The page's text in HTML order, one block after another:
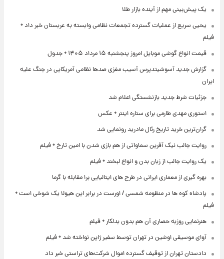
یک پیش‌بینی مهم از آینده بازار طلا
یحیی سریع از عملیات گسترده تجمعات نظامی وابسته به عربستان خبر داد +
فیلم
قیمت انواع گوشی موبایل امروز پنجشنبه ۱۵ مرداد ۱۴۰۵ + جدول
گزارش جدید آسوشیتدپرس آسیب مغزی صدها نظامی آمریکایی در جنگ علیه
ایران
جزئیات شرط جدید بازنشستگی اعلام شد
استوری مهدی طارمی برای ستاره اینتر + عکس
گران‌ترین خرید تاریخ رئال مادرید رونمایی شد
روایت جالب نیک آفرین سماواتی از هم بازی شدن با امین تارخ + فیلم
یک روایت جالب از زبان بدن و انواع لبخند + فیلم
بهره گیری از معماری ایرانی در طرح های ایتالیایی برا مقابله با گرما
پادشاه کوه ها در منظومه شمسی / اورست در برابر این هیولا یک شوخی است +
فیلم
هنرنمایی روزبه حصاری آن هم بدون بدلکار + فیلم
آوای موسیقی اوشین در تهران توسط سفیر ژاپن نواخته شد + فیلم
دادستان تهران از توقیف گسترده اموال شرکت‌های تراستی خبر داد